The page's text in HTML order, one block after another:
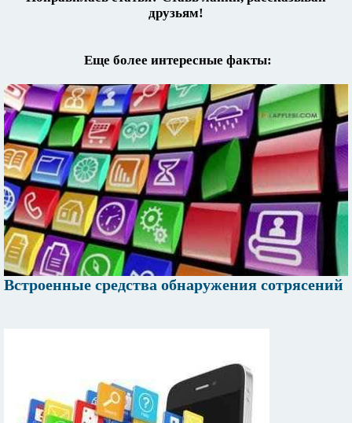
друзьям!
Еще более интересные факты:
Встроенные средства обнаружения сотрясений